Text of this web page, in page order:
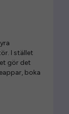
I stället
gör det
boka